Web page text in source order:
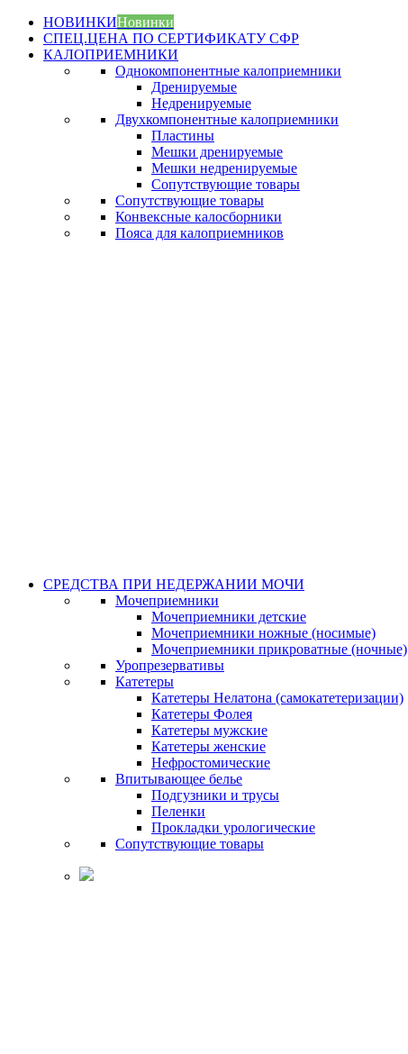
НОВИНКИНовинки
СПЕЦ.ЦЕНА ПО СЕРТИФИКАТУ СФР
КАЛОПРИЕМНИКИ
Однокомпонентные калоприемники
Дренируемые
Недренируемые
Двухкомпонентные калоприемники
Пластины
Мешки дренируемые
Мешки недренируемые
Сопутствующие товары
Сопутствующие товары
Конвексные калосборники
Пояса для калоприемников
СРЕДСТВА ПРИ НЕДЕРЖАНИИ МОЧИ
Мочеприемники
Мочеприемники детские
Мочеприемники ножные (носимые)
Мочеприемники прикроватные (ночные)
Уропрезервативы
Катетеры
Катетеры Нелатона (самокатетеризации)
Катетеры Фолея
Катетеры мужские
Катетеры женские
Нефростомические
Впитывающее белье
Подгузники и трусы
Пеленки
Прокладки урологические
Сопутствующие товары